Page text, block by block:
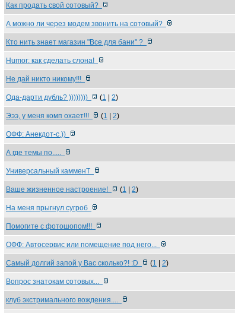
Как продать свой сотовый?
А можно ли через модем звонить на сотовый?
Кто нить знает магазин "Все для бани" ?
Humor: как сделать слона!
Не дай никто никому!!!
Ода-дарти дубль? )))))))) (1 2)
Эээ, у меня комп охает!!! (1 2)
ОФФ: Анекдот-с.))
А где темы по.....
Универсальный камменТ
Ваше жизненное настроение! (1 2)
На меня прыгнул сугроб
Помогите с фотошопом!!!
ОФФ: Автосервис или помещение под него...
Самый долгий запой у Вас сколько?! :D (1 2)
Вопрос знатокам сотовых...
клуб экстримального вождения....